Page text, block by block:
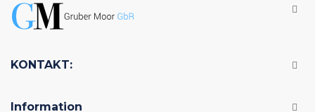
KONTAKT:
Information